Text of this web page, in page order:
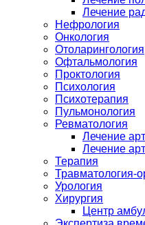
Лечение
Нефрология
Онкология
Отоларингология
Офтальмология
Проктология
Психология
Психотерапия
Пульмонология
Ревматология
Лечение
Лечение
Терапия
Травматология-
Урология
Хирургия
Центр